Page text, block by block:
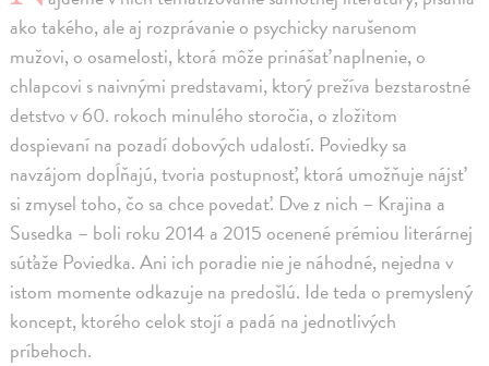
ako takého, ale aj rozprávanie o psychicky narušenom
mužovi, o osamelosti, ktorá môže prinášať naplnenie, o
chlapcovi s naivnými predstavami, ktorý prežíva bezstarostné
detstvo v 60. rokoch minulého storočia, o zložitom
dospievaní na pozadí dobových udalostí. Poviedky sa
navzájom dopĺňajú, tvoria postupnosť, ktorá umožňuje nájsť
si zmysel toho, čo sa chce povedať. Dve z nich – Krajina a
Susedka – boli roku 2014 a 2015 ocenené prémiou literárnej
súťaže Poviedka. Ani ich poradie nie je náhodné, nejedna v
istom momente odkazuje na predošlú. Ide teda o premyslený
koncept, ktorého celok stojí a padá na jednotlivých
príbehoch.